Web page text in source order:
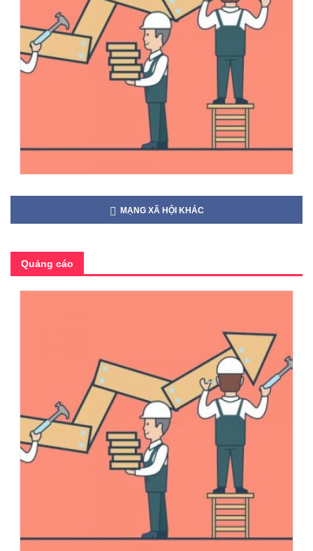
MẠNG XÃ HỘI KHÁC
Quảng cáo